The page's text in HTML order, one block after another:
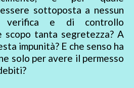
sottoposta a nessun
verifica e di controllo
scopo tanta segretezza? A
impunità? E che senso ha
solo per avere il permesso